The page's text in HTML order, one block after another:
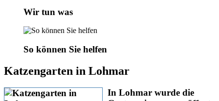
Wir tun was
So können Sie helfen
Katzengarten in Lohmar
In Lohmar wurde die